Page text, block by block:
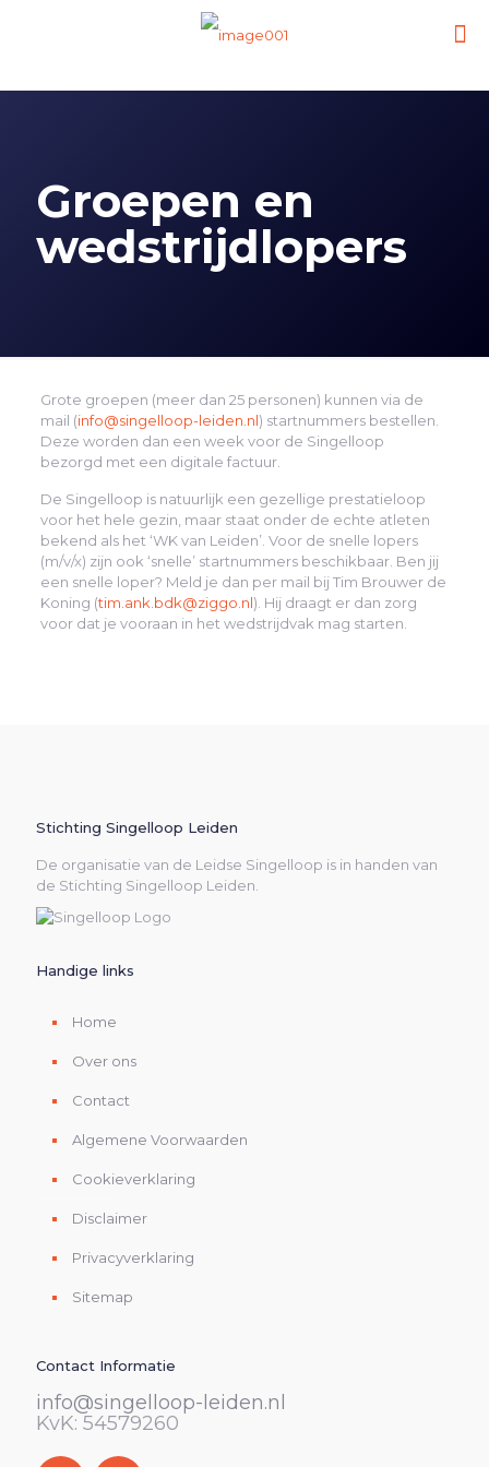
Groepen en
wedstrijdlopers
Grote groepen (meer dan 25 personen) kunnen via de
mail (info@singelloop-leiden.nl) startnummers bestellen.
Deze worden dan een week voor de Singelloop
bezorgd met een digitale factuur.
De Singelloop is natuurlijk een gezellige prestatieloop
voor het hele gezin, maar staat onder de echte atleten
bekend als het ‘WK van Leiden’. Voor de snelle lopers
(m/v/x) zijn ook ‘snelle’ startnummers beschikbaar. Ben jij
een snelle loper? Meld je dan per mail bij Tim Brouwer de
Koning (tim.ank.bdk@ziggo.nl). Hij draagt er dan zorg
voor dat je vooraan in het wedstrijdvak mag starten.
Stichting Singelloop Leiden
De organisatie van de Leidse Singelloop is in handen van
de Stichting Singelloop Leiden.
Handige links
Home
Over ons
Contact
Algemene Voorwaarden
Cookieverklaring
Disclaimer
Privacyverklaring
Sitemap
Contact Informatie
info@singelloop-leiden.nl
KvK: 54579260